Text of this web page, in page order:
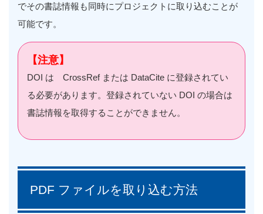
でその書誌情報も同時にプロジェクトに取り込むことが
可能です。
【注意】
DOI は CrossRef または DataCite に登録されてい
る必要があります。登録されていない DOI の場合は
書誌情報を取得することができません。
PDF ファイルを取り込む方法